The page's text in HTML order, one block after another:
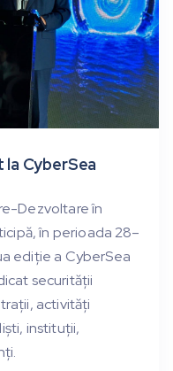
CyberSea
Dezvoltare în
în perioada 28–
ediție a CyberSea
securității
activități
instituții,